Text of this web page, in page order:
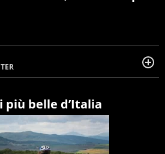
appassionata di belle storie e di
informata su ciò che accade
più belle d’Italia